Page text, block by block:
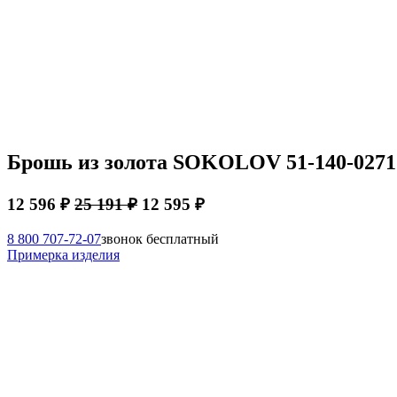
Брошь из золота SOKOLOV 51-140-
12 596 ₽ 25 191 ₽ 12 595 ₽
8 800 707-72-07звонок бесплатный
Примерка изделия